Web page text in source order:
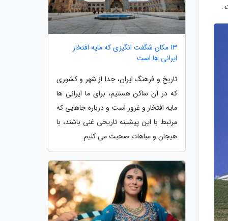
13 مکان شگفت انگیزی که مایه افتخار
ایرانی ها است
تاریخ و فرهنگ ایران، جدا از شهر و کشوری
که در آن ساکن هستیم، برای ما ایرانی ها
مایه افتخار و غرور است و درباره جاهایی که
مرتبط با این پیشینه تاریخی غنی باشند، با
هیجان و مباهات صحبت می کنیم.